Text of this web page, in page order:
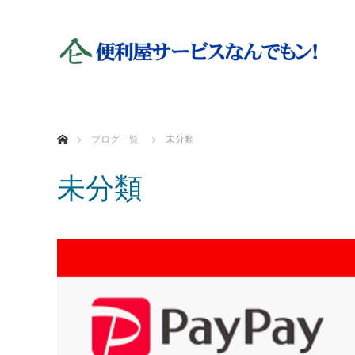
ブログ一覧
未分類
未分類